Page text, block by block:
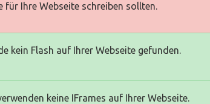
für Ihre Webseite schreiben sollten.
kein Flash auf Ihrer Webseite gefunden.
keine IFrames auf Ihrer Webseite.